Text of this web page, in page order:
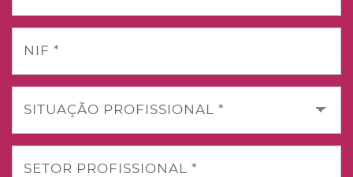
NIF *
SITUAÇÃO PROFISSIONAL *
SETOR PROFISSIONAL *